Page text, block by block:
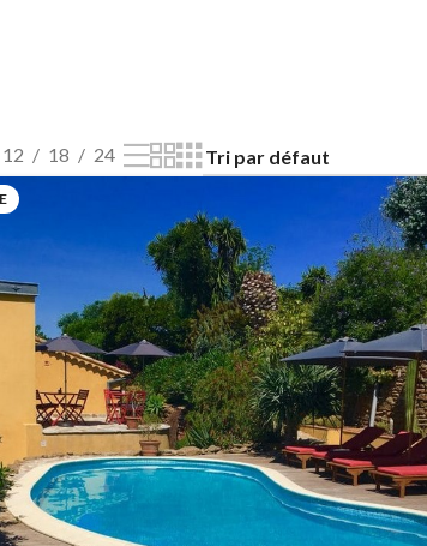
12
18 24